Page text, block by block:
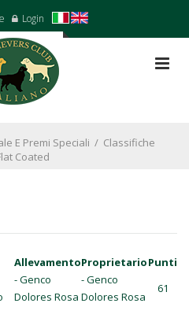
Login
E Premi Speciali / Classifiche
Coated
AllevamentoProprietarioPunti
- Genco
Dolores Rosa
- Genco
Dolores Rosa
61